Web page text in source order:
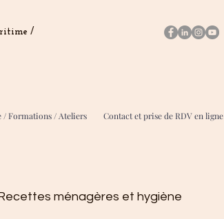
/
/ Formations / Ateliers Contact et prise de RDV en ligne
ménagères et hygiène